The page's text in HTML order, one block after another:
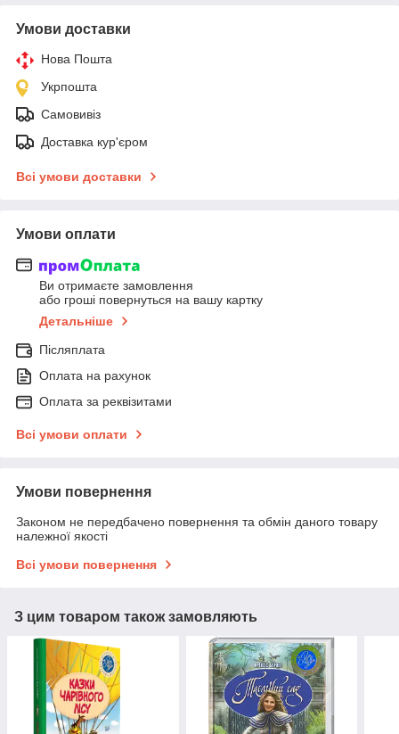
Умови доставки
Нова Пошта
Укрпошта
Самовивіз
Доставка кур'єром
Всі умови доставки
Умови оплати
Ви отримаєте замовлення
або гроші повернуться на вашу картку
Детальніше
Післяплата
Оплата на рахунок
Оплата за реквізитами
Всі умови оплати
Умови повернення
Законом не передбачено повернення та обмін даного товару
належної якості
Всі умови повернення
З цим товаром також замовляють